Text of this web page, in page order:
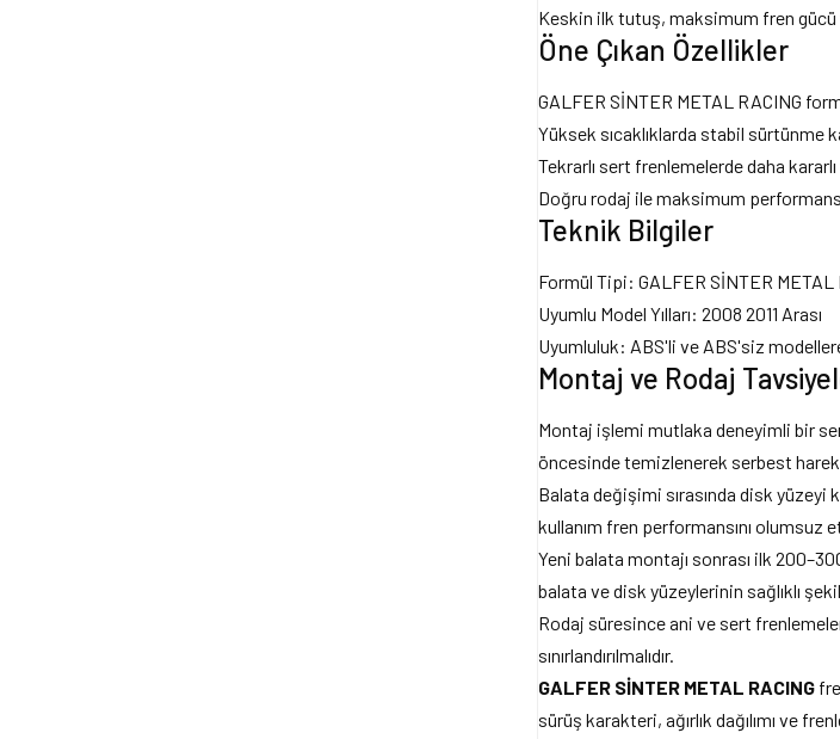
Keskin ilk tutuş, maksimum fren
Öne Çıkan Özellikler
GALFER SİNTER METAL RACING
Yüksek sıcaklıklarda stabil sürtünme
Tekrarlı sert frenlemelerde daha
Doğru rodaj ile maksimum
Teknik Bilgiler
Formül Tipi: GALFER SİNTER METAL
Uyumlu Model Yılları: 2008 2011 Arası
Uyumluluk: ABS'li ve ABS'siz
Montaj ve Rodaj
Montaj işlemi mutlaka deneyimli bir
öncesinde temizlenerek serbest
Balata değişimi sırasında disk yüzeyi
kullanım fren performansını olumsuz
Yeni balata montajı sonrası ilk
balata ve disk yüzeylerinin sağlıklı
Rodaj süresince ani ve sert
sınırlandırılmalıdır.
GALFER SİNTER METAL RACING
sürüş karakteri, ağırlık dağılımı ve